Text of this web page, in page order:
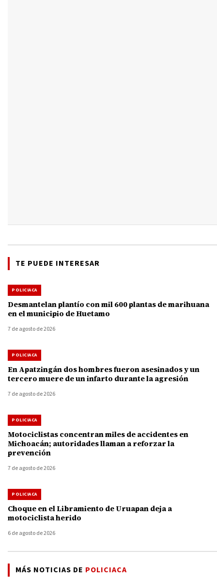
TE PUEDE INTERESAR
POLICIACA
Desmantelan plantío con mil 600 plantas de marihuana
en el municipio de Huetamo
7 de agosto de 2026
POLICIACA
En Apatzingán dos hombres fueron asesinados y un
tercero muere de un infarto durante la agresión
7 de agosto de 2026
POLICIACA
Motociclistas concentran miles de accidentes en
Michoacán; autoridades llaman a reforzar la
prevención
7 de agosto de 2026
POLICIACA
Choque en el Libramiento de Uruapan deja a
motociclista herido
6 de agosto de 2026
MÁS NOTICIAS DE POLICIACA